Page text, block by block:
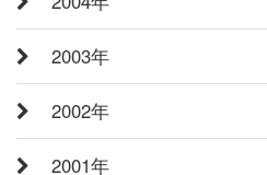
2003年
2002年
2001年